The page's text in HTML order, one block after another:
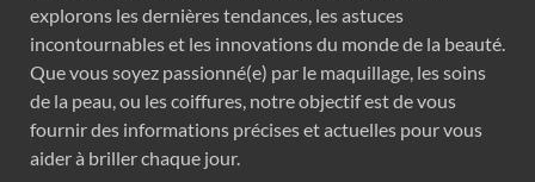
explorons les dernières tendances, les astuces
incontournables et les innovations du monde de la beauté.
Que vous soyez passionné(e) par le maquillage, les soins
de la peau, ou les coiffures, notre objectif est de vous
fournir des informations précises et actuelles pour vous
aider à briller chaque jour.